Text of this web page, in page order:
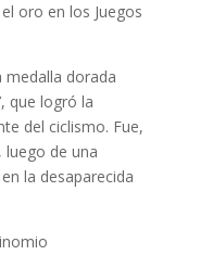
oro en los Juegos
medalla dorada
que logró la
del ciclismo. Fue,
luego de una
la desaparecida